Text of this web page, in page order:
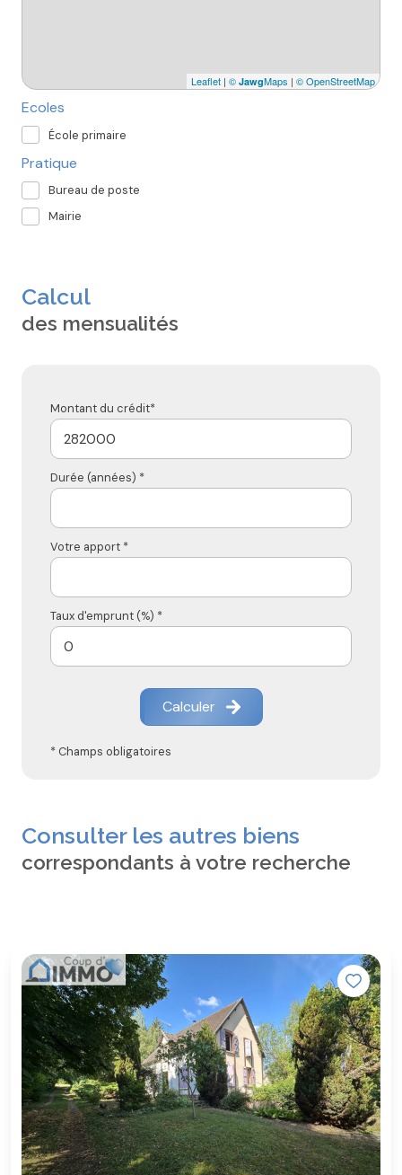
Leaflet | © JawgMaps | © OpenStreetMap
Ecoles
École primaire
Pratique
Bureau de poste
Mairie
Calcul
des mensualités
Montant du crédit*
Durée (années) *
Votre apport *
Taux d'emprunt (%) *
Calculer
* Champs obligatoires
Consulter les autres biens
correspondants à votre recherche